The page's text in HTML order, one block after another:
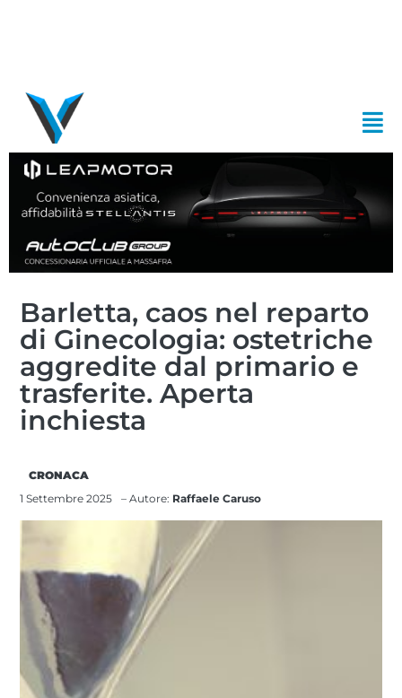
Barletta, caos nel reparto
di Ginecologia: ostetriche
aggredite dal primario e
trasferite. Aperta
inchiesta
CRONACA
1 Settembre 2025
– Autore: Raffaele Caruso